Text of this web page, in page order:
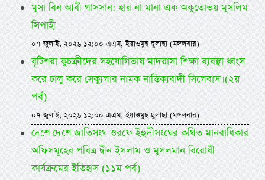
মুসা বিন আবী গাসসান: হার না মানা এক অকুতোভয় মুসলিম
সিপাহী
০৭ জুলাই, ২০২৬ ১২:০০ এএম, ইয়াওমুছ ছুলাছা (মঙ্গলবার)
বৃটিশরা কুচক্রীদের সহযোগিতায় মাদরাসা শিক্ষা ব্যবস্থা ধ্বংস
করে চালু করে সেক্যুলার নামক নাস্তিক্যবাদী সিলেবাস। (২য়
পর্ব)
০৭ জুলাই, ২০২৬ ১২:০০ এএম, ইয়াওমুছ ছুলাছা (মঙ্গলবার)
দেশে দেশে জাতিসংঘ ওরফে ইহুদীসংঘের কথিত মানবাধিকার
অফিসমূহের পবিত্র দ্বীন ইসলাম ও মুসলমান বিরোধী
কার্যক্রমের ইতিহাস (১১ম পর্ব)